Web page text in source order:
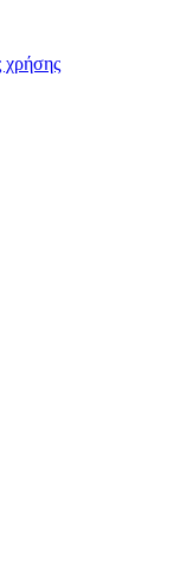
χρήσης